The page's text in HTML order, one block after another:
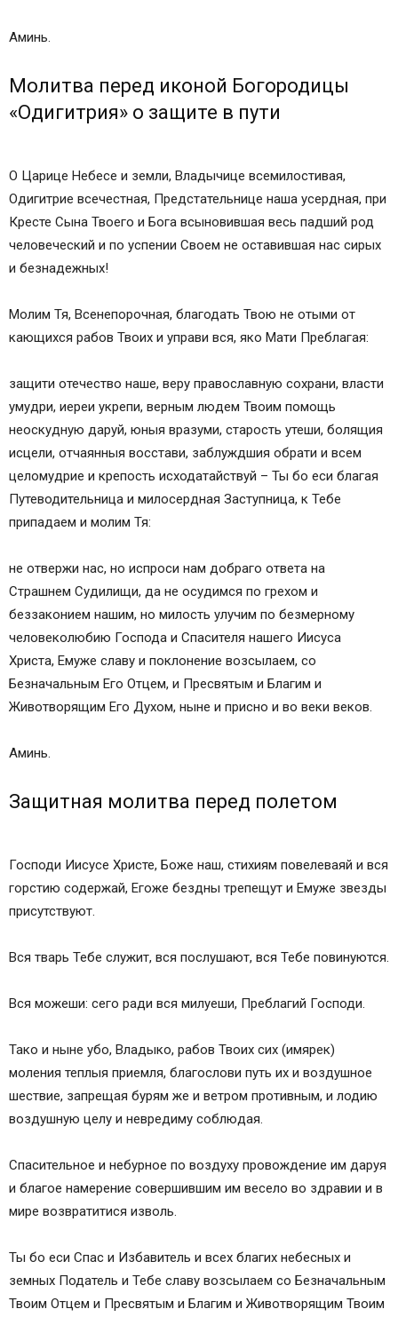
Аминь.
Молитва перед иконой Богородицы
«Одигитрия» о защите в пути
О Царице Небесе и земли, Владычице всемилостивая,
Одигитрие всечестная, Предстательнице наша усердная, при
Кресте Сына Твоего и Бога всыновившая весь падший род
человеческий и по успении Своем не оставившая нас сирых
и безнадежных!
Молим Тя, Всенепорочная, благодать Твою не отыми от
кающихся рабов Твоих и управи вся, яко Мати Преблагая:
защити отечество наше, веру православную сохрани, власти
умудри, иереи укрепи, верным людем Твоим помощь
неоскудную даруй, юныя вразуми, старость утеши, болящия
исцели, отчаянныя восстави, заблуждшия обрати и всем
целомудрие и крепость исходатайствуй – Ты бо еси благая
Путеводительница и милосердная Заступница, к Тебе
припадаем и молим Тя:
не отвержи нас, но испроси нам добраго ответа на
Страшнем Судилищи, да не осудимся по грехом и
беззаконием нашим, но милость улучим по безмерному
человеколюбию Господа и Спасителя нашего Иисуса
Христа, Емуже славу и поклонение возсылаем, со
Безначальным Его Отцем, и Пресвятым и Благим и
Животворящим Его Духом, ныне и присно и во веки веков.
Аминь.
Защитная молитва перед полетом
Господи Иисусе Христе, Боже наш, стихиям повелеваяй и вся
горстию содержай, Егоже бездны трепещут и Емуже звезды
присутствуют.
Вся тварь Тебе служит, вся послушают, вся Тебе повинуются.
Вся можеши: сего ради вся милуеши, Преблагий Господи.
Тако и ныне убо, Владыко, рабов Твоих сих (имярек)
моления теплыя приемля, благослови путь их и воздушное
шествие, запрещая бурям же и ветром противным, и лодию
воздушную целу и невредиму соблюдая.
Спасительное и небурное по воздуху провождение им даруя
и благое намерение совершившим им весело во здравии и в
мире возвратитися изволь.
Ты бо еси Спас и Избавитель и всех благих небесных и
земных Податель и Тебе славу возсылаем со Безначальным
Твоим Отцем и Пресвятым и Благим и Животворящим Твоим